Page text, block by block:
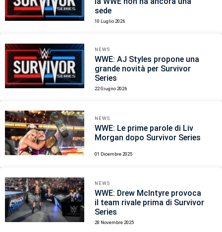
sede
10 Luglio 2026
NEWS
WWE: AJ Styles propone una
grande novità per Survivor
Series
22 Giugno 2026
NEWS
WWE: Le prime parole di Liv
Morgan dopo Survivor Series
01 Dicembre 2025
NEWS
WWE: Drew McIntyre provoca
il team rivale prima di Survivor
Series
28 Novembre 2025